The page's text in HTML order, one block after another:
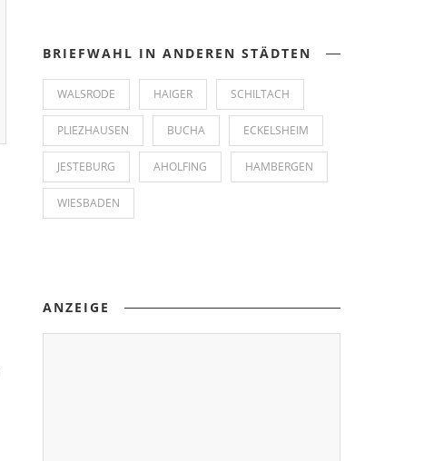
BRIEFWAHL IN ANDEREN STÄDTEN
WALSRODE HAIGER SCHILTACH
PLIEZHAUSEN BUCHA ECKELSHEIM
JESTEBURG AHOLFING HAMBERGEN
WIESBADEN
ANZEIGE